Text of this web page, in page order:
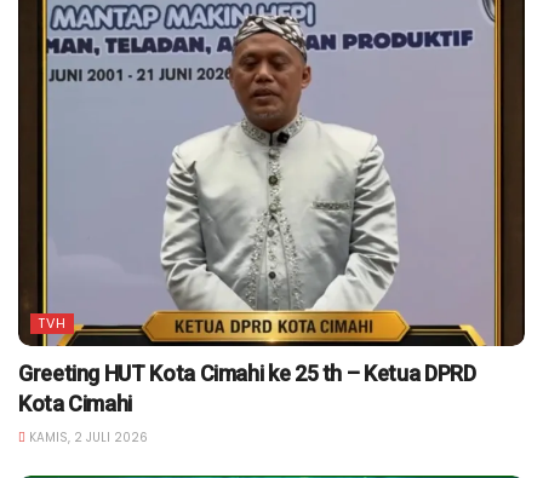
TVH
Greeting HUT Kota Cimahi ke 25 th – Ketua DPRD
Kota Cimahi
KAMIS, 2 JULI 2026